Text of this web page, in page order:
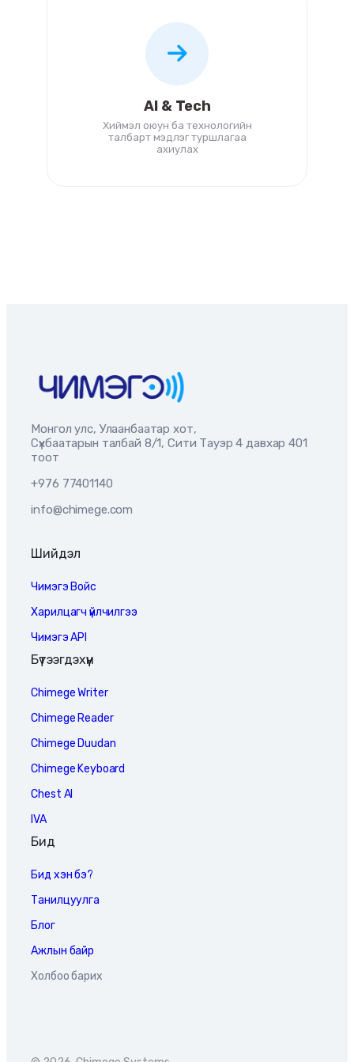
AI & Tech
Хиймэл оюун ба технологийн
талбарт мэдлэг туршлагаа
ахиулах
Монгол улс, Улаанбаатар хот,
Сүхбаатарын талбай 8/1, Сити Тауэр 4 давхар 401
тоот
+976 77401140
info@chimege.com
Шийдэл
Чимэгэ Войс
Харилцагч үйлчилгээ
Чимэгэ API
Бүтээгдэхүүн
Chimege Writer
Chimege Reader
Chimege Duudan
Chimege Keyboard
Chest AI
IVA
Бид
Бид хэн бэ?
Танилцуулга
Блог
Ажлын байр
Холбоо барих